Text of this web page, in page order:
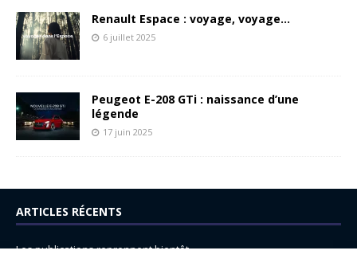
Renault Espace : voyage, voyage…
6 juillet 2025
Peugeot E-208 GTi : naissance d’une
légende
17 juin 2025
ARTICLES RÉCENTS
Les publications reprennent bientôt…